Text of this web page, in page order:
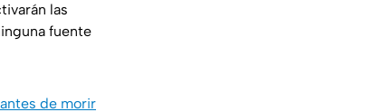
las
fuente
de morir